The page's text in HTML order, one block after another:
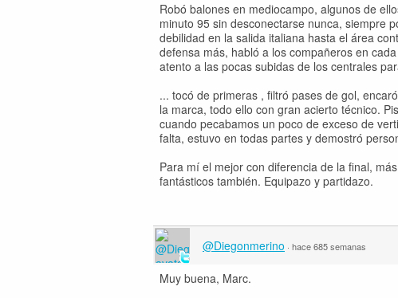
Robó balones en mediocampo, algunos de
minuto 95 sin desconectarse nunca, siempre
debilidad en la salida italiana hasta el área
defensa más, habló a los compañeros en
atento a las pocas subidas de los centrales
... tocó de primeras , filtró pases de gol,
la marca, todo ello con gran acierto técnico.
cuando pecabamos un poco de exceso de
falta, estuvo en todas partes y demostró
Para mí el mejor con diferencia de la final,
fantásticos también. Equipazo y partidazo.
@Diegonmerino · hace 685 semanas
Muy buena, Marc.